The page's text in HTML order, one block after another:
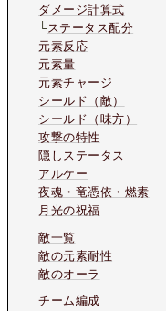
ダメージ計算式
└ステータス配分
元素反応
元素量
元素チャージ
シールド（敵）
シールド（味方）
攻撃の特性
隠しステータス
アルケー
夜魂・竜憑依・燃素
月光の祝福
敵一覧
敵の元素耐性
敵のオーラ
チーム編成